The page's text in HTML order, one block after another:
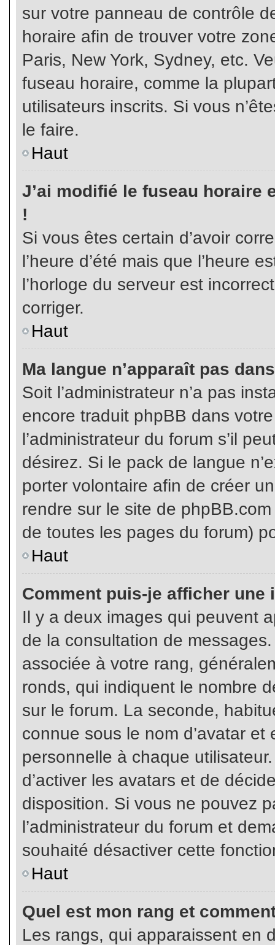
sur votre panneau de contrôle
horaire afin de trouver votre
Paris, New York, Sydney, etc.
fuseau horaire, comme la
utilisateurs inscrits. Si vous
le faire.
Haut
J’ai modifié le fuseau horaire
!
Si vous êtes certain d’avoir
l’heure d’été mais que l’heure
l’horloge du serveur est
corriger.
Haut
Ma langue n’apparaît pas
Soit l’administrateur n’a pas
encore traduit phpBB dans
l’administrateur du forum s’il
désirez. Si le pack de langue
porter volontaire afin de créer
rendre sur le site de
de toutes les pages du forum)
Haut
Comment puis-je afficher une
Il y a deux images qui peuvent
de la consultation de
associée à votre rang,
ronds, qui indiquent le nombre
sur le forum. La seconde,
connue sous le nom d’avatar
personnelle à chaque
d’activer les avatars et de
disposition. Si vous ne pouvez
l’administrateur du forum et
souhaité désactiver cette
Haut
Quel est mon rang et
Les rangs, qui apparaissent en